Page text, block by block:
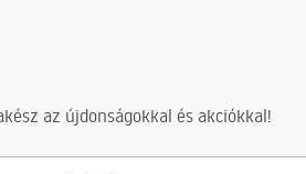
az újdonságokkal és akciókkal!